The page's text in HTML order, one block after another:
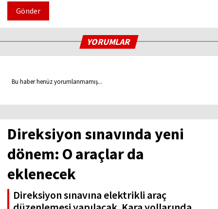
Gönder
YORUMLAR
Bu haber henüz yorumlanmamış...
Direksiyon sınavında yeni
dönem: O araçlar da
eklenecek
Direksiyon sınavına elektrikli araç